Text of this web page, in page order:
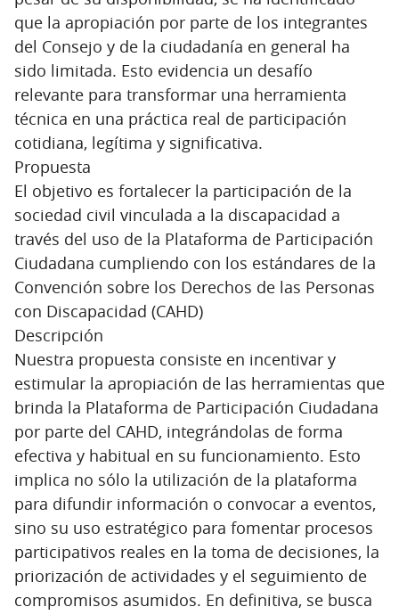
que la apropiación por parte de los integrantes
del Consejo y de la ciudadanía en general ha
sido limitada. Esto evidencia un desafío
relevante para transformar una herramienta
técnica en una práctica real de participación
cotidiana, legítima y significativa.
Propuesta
El objetivo es fortalecer la participación de la
sociedad civil vinculada a la discapacidad a
través del uso de la Plataforma de Participación
Ciudadana cumpliendo con los estándares de la
Convención sobre los Derechos de las Personas
con Discapacidad (CAHD)
Descripción
Nuestra propuesta consiste en incentivar y
estimular la apropiación de las herramientas que
brinda la Plataforma de Participación Ciudadana
por parte del CAHD, integrándolas de forma
efectiva y habitual en su funcionamiento. Esto
implica no sólo la utilización de la plataforma
para difundir información o convocar a eventos,
sino su uso estratégico para fomentar procesos
participativos reales en la toma de decisiones, la
priorización de actividades y el seguimiento de
compromisos asumidos. En definitiva, se busca